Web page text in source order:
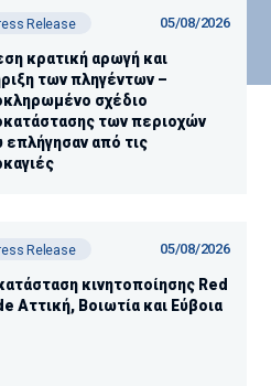
Release 05/08/2026
κρατική αρωγή και
των πληγέντων –
σχέδιο
των περιοχών
επλήγησαν από τις
Release 05/08/2026
κινητοποίησης Red
Αττική, Βοιωτία και Εύβοια